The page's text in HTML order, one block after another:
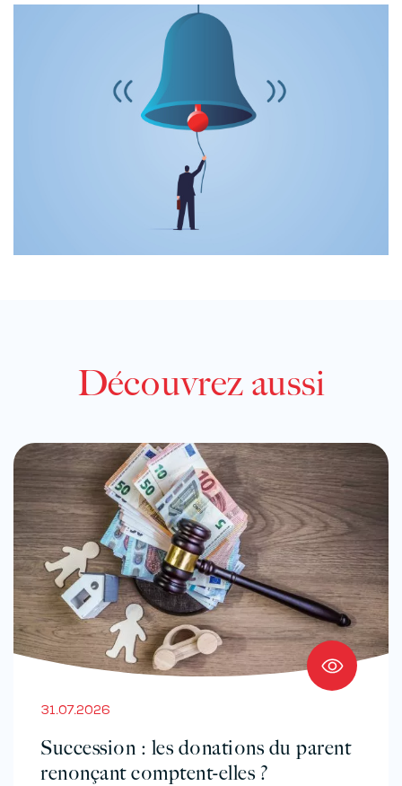
Découvrez aussi
31.07.2026
Succession : les donations du parent
renonçant comptent-elles ?